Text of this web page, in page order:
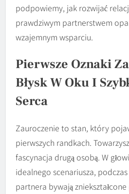
podpowiemy, jak rozwijać
prawdziwym partnerstwem
wzajemnym wsparciu.
Pierwsze Oznaki
Błysk W Oku I
Serca
Zauroczenie to stan, który
pierwszych randkach.
fascynacja drugą osobą. W
idealnego scenariusza,
partnera bywają